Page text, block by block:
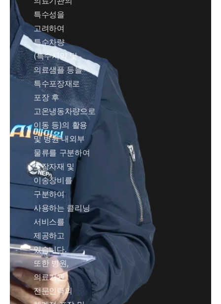
특수성을
고려하여
특수차량
(특수시약 및
의료샘플 등을
특수포장재로
포장 후
고온냉동차량으로
이동 등)의 활용
및 병원 내외부
물류를 구분하여
포장자재 및
이송장비를
구분하여
사용하는 클리닝
서비스를
제공하고
있습니다.
또한 병원,
의료기관
전문인력의